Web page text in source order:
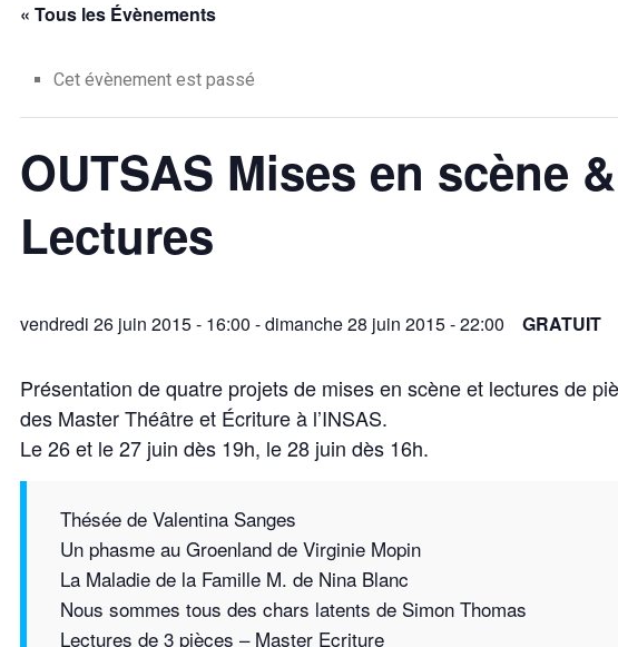
« Tous les Évènements
Cet évènement est passé
OUTSAS Mises en scène &
Lectures
vendredi 26 juin 2015 - 16:00 -dimanche 28 juin 2015 - 22:00 GRATUIT
Présentation de quatre projets de mises en scène et lectures de
des Master Théâtre et Écriture à l’INSAS.
Le 26 et le 27 juin dès 19h, le 28 juin dès 16h.
Thésée de Valentina Sanges
Un phasme au Groenland de Virginie Mopin
La Maladie de la Famille M. de Nina Blanc
Nous sommes tous des chars latents de Simon Thomas
Lectures de 3 pièces – Master Ecriture